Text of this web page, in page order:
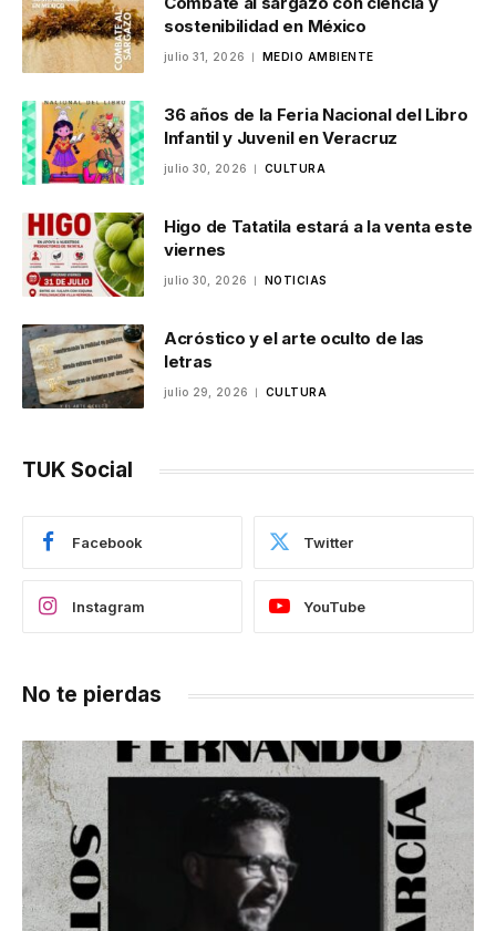
sostenibilidad en México
julio 31, 2026 MEDIO AMBIENTE
36 años de la Feria Nacional del Libro
Infantil y Juvenil en Veracruz
julio 30, 2026 CULTURA
Higo de Tatatila estará a la venta este
viernes
julio 30, 2026 NOTICIAS
Acróstico y el arte oculto de las
letras
julio 29, 2026 CULTURA
TUK Social
Facebook Twitter
Instagram YouTube
No te pierdas